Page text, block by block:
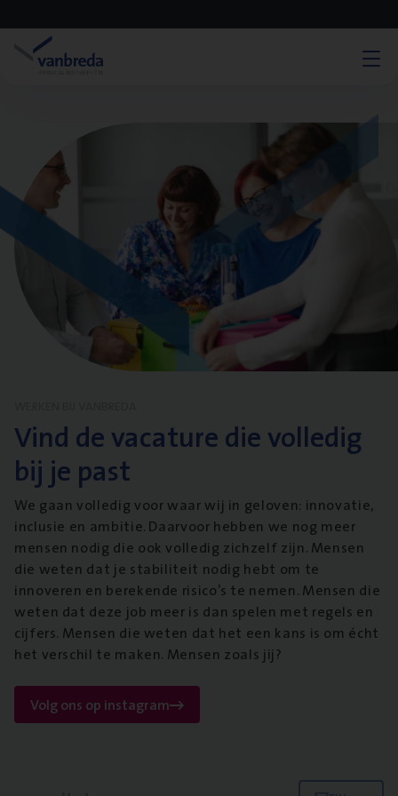
Vind de vacature die volledig
bij je past
We gaan volledig voor waar wij in geloven: innovatie,
inclusie en ambitie. Daarvoor hebben we nog meer
mensen nodig die ook volledig zichzelf zijn. Mensen
die weten dat je stabiliteit nodig hebt om te
innoveren en berekende risico’s te nemen. Mensen die
weten dat deze job meer is dan spelen met regels en
cijfers. Mensen die weten dat het een kans is om écht
het verschil te maken. Mensen zoals jij?
Volg ons op instagram